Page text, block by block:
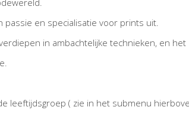
en specialisatie voor prints uit.
in ambachtelijke technieken, en
leeftijdsgroep ( zie in het submenu